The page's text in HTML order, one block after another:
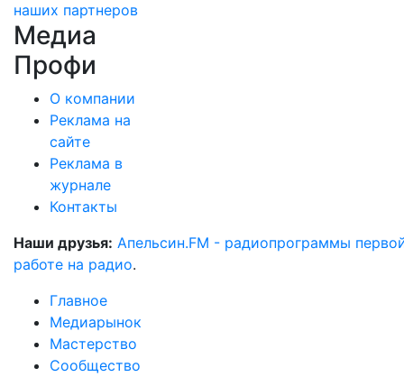
наших партнеров
Медиа
Профи
О компании
Реклама на
сайте
Реклама в
журнале
Контакты
Наши друзья: Апельсин.FM - радиопрограммы
работе на радио.
Главное
Медиарынок
Мастерство
Сообщество